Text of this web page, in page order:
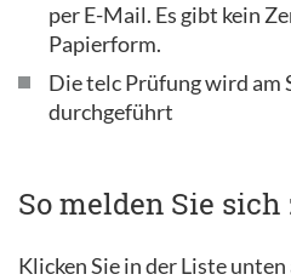
per E-Mail. Es gibt kein
Papierform.
Die telc Prüfung wird
durchgeführt
So melden Sie
Klicken Sie in der Liste